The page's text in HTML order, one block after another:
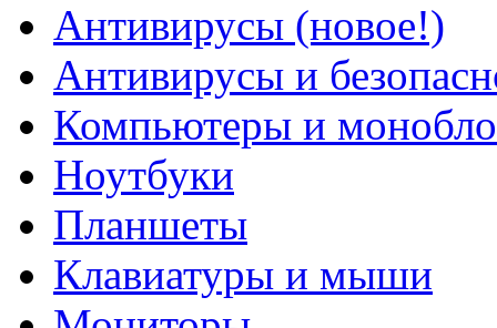
Антивирусы (новое!)
Антивирусы и
Компьютеры и
Ноутбуки
Планшеты
Клавиатуры и мыши